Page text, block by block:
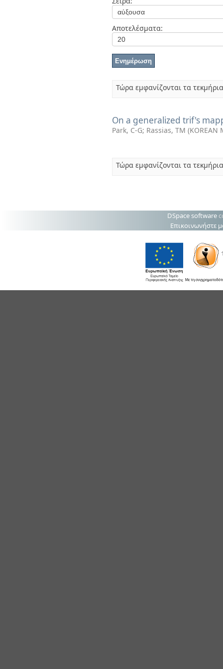
Αποτελέσματα:
Τώρα εμφανίζονται τα
On a generalized trif's
Park, C-G; Rassias, TM (KOREAN
Τώρα εμφανίζονται τα
DSpace software
Επικοινωνήστε